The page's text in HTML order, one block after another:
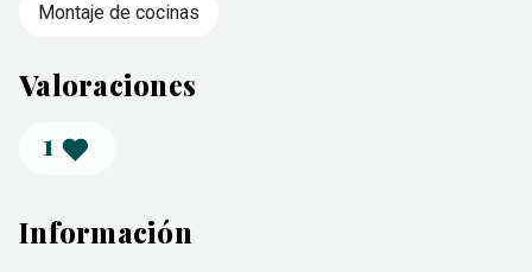
Montaje de cocinas
Valoraciones
1
Información